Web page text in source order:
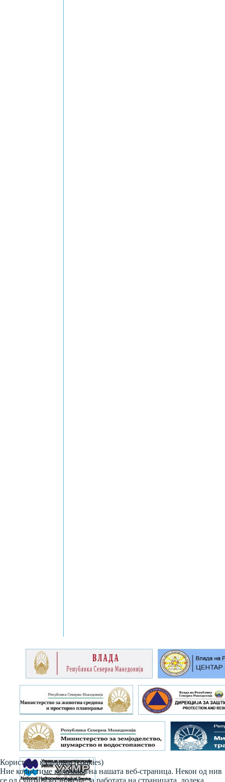
Користиме колачиња (cookies)
Ние користиме колачиња на нашата веб-страница. Некои од нив
се од суштинско значење за работата на страницата, додека